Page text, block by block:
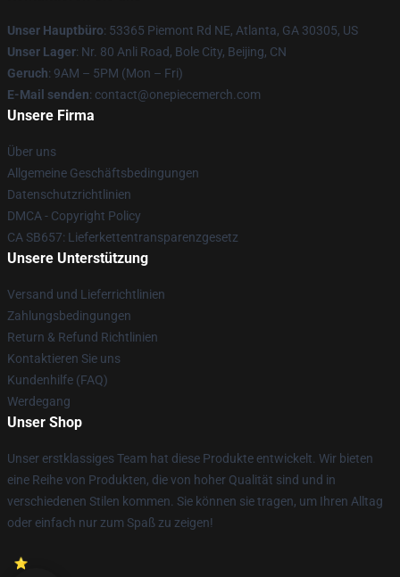
Unser Hauptbüro: 53365 Piemont Rd NE, Atlanta, GA 30305, US
Unser Lager: Nr. 80 Anli Road, Bole City, Beijing, CN
Geruch: 9AM – 5PM (Mon – Fri)
E-Mail senden: contact@onepiecemerch.com
Unsere Firma
Über uns
Allgemeine Geschäftsbedingungen
Datenschutzrichtlinien
DMCA - Copyright Policy
CA SB657: Lieferkettentransparenzgesetz
Unsere Unterstützung
Versand und Lieferrichtlinien
Zahlungsbedingungen
Return & Refund Richtlinien
Kontaktieren Sie uns
Kundenhilfe (FAQ)
Werdegang
Unser Shop
Unser erstklassiges Team hat diese Produkte entwickelt. Wir bieten
eine Reihe von Produkten, die von hoher Qualität sind und in
verschiedenen Stilen kommen. Sie können sie tragen, um Ihren Alltag
oder einfach nur zum Spaß zu zeigen!